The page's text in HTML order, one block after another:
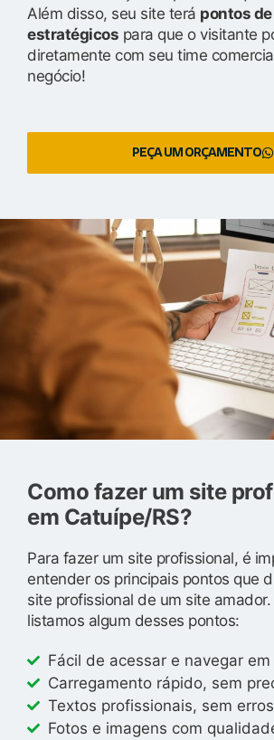
Além disso, seu site terá pontos
estratégicos para que o visitante
diretamente com seu time
negócio!
PEÇA UM ORÇAMENTO
Como fazer um site
em Catuípe/RS?
Para fazer um site profissional, é
entender os principais pontos que
site profissional de um site
listamos algum desses pontos:
Fácil de acessar e navegar
Carregamento rápido, sem
Textos profissionais, sem
Fotos e imagens com